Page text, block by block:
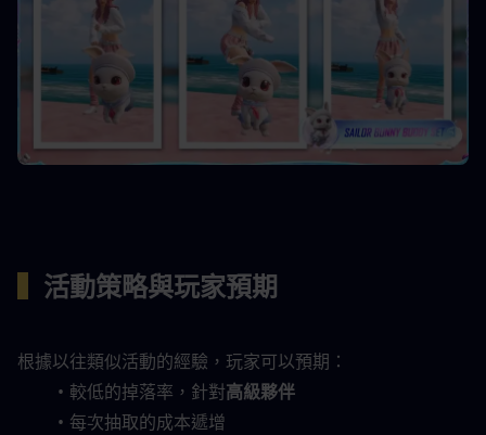
活動策略與玩家預期
根據以往類似活動的經驗，玩家可以預期：
較低的掉落率，針對高級夥伴
每次抽取的成本遞增